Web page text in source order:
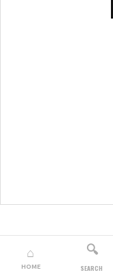
⌂
HOME
🔍
SEARCH